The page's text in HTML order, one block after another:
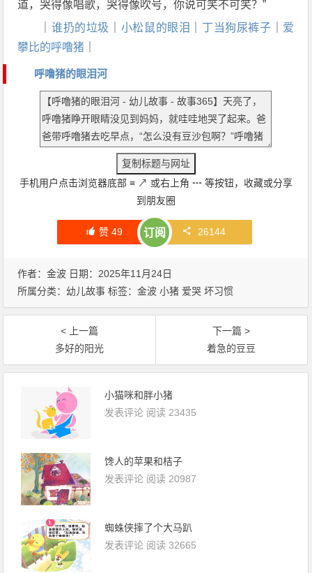
道，哭得像唱歌，哭得像吹号，你说可笑不可笑？”
｜谁扔的垃圾 小松鼠的眼泪 丁当狗尿裤子
爱
攀比的呼噜猪
呼噜猪的眼泪河
手机用户点击浏览器底部 ≡ ↗ 或右上角 ┅ 等按钮，收藏或分享
到朋友圈
赞49 订阅 26144
作者：金波 日期：2025年11月24日
所属分类： 幼儿故事 标签：金波 小猪 爱哭 坏习惯
< 上一篇
多好的阳光
下一篇 >
着急的豆豆
小猫咪和胖小猪
发表评论 阅读 23435
馋人的苹果和桔子
发表评论 阅读 20987
蜘蛛侠摔了个大马趴
发表评论 阅读 32665